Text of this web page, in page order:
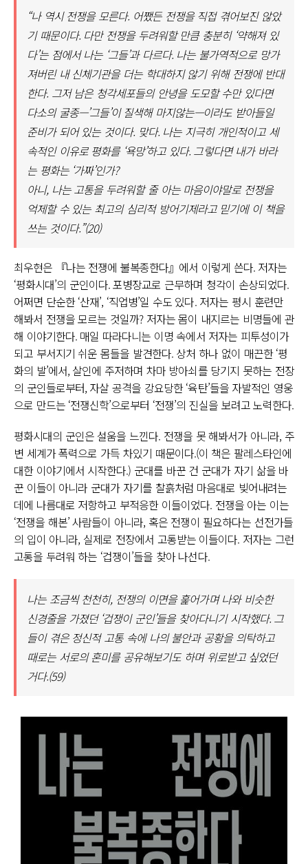
“나 역시 전쟁을 모른다. 어쨌든 전쟁을 직접 겪어보진 않았
기 때문이다. 다만 전쟁을 두려워할 만큼 충분히 ‘약해져 있
다’는 점에서 나는 ‘그들’과 다르다. 나는 불가역적으로 망가
져버린 내 신체기관을 더는 학대하지 않기 위해 전쟁에 반대
한다. 그저 남은 청각세포들의 안녕을 도모할 수만 있다면
다소의 굴종—’그들’이 질색해 마지않는—이라도 받아들일
준비가 되어 있는 것이다. 맞다. 나는 지극히 개인적이고 세
속적인 이유로 평화를 ‘욕망’하고 있다. 그렇다면 내가 바라
는 평화는 ‘가짜’인가?
아니, 나는 고통을 두려워할 줄 아는 마음이야말로 전쟁을
억제할 수 있는 최고의 심리적 방어기제라고 믿기에 이 책을
쓰는 것이다.”(20)
최우현은 『나는 전쟁에 불복종한다』에서 이렇게 쓴다. 저자는
‘평화시대’의 군인이다. 포병장교로 근무하며 청각이 손상되었다.
어쩌면 단순한 ‘산재’, ‘직업병’일 수도 있다. 저자는 평시 훈련만
해봐서 전쟁을 모르는 것일까? 저자는 몸이 내지르는 비명들에 관
해 이야기한다. 매일 따라다니는 이명 속에서 저자는 피투성이가
되고 부서지기 쉬운 몸들을 발견한다. 상처 하나 없이 매끈한 ‘평
화의 발’에서, 살인에 주저하며 차마 방아쇠를 당기지 못하는 전장
의 군인들로부터, 자살 공격을 강요당한 ‘육탄’들을 자발적인 영웅
으로 만드는 ‘전쟁신학’으로부터 ‘전쟁’의 진실을 보려고 노력한다.
평화시대의 군인은 설움을 느낀다. 전쟁을 못 해봐서가 아니라, 주
변 세계가 폭력으로 가득 차있기 때문이다.(이 책은 팔레스타인에
대한 이야기에서 시작한다.) 군대를 바꾼 건 군대가 자기 삶을 바
꾼 이들이 아니라 군대가 자기를 찰흙처럼 마음대로 빚어내려는
데에 나름대로 저항하고 부적응한 이들이었다. 전쟁을 아는 이는
‘전쟁을 해본’ 사람들이 아니라, 혹은 전쟁이 필요하다는 선전가들
의 입이 아니라, 실제로 전장에서 고통받는 이들이다. 저자는 그런
고통을 두려워 하는 ‘겁쟁이’들을 찾아 나선다.
나는 조금씩 천천히, 전쟁의 이면을 훑어가며 나와 비슷한
신경줄을 가졌던 ‘겁쟁이 군인’들을 찾아다니기 시작했다. 그
들이 겪은 정신적 고통 속에 나의 불안과 공황을 의탁하고
때로는 서로의 혼미를 공유해보기도 하며 위로받고 싶었던
거다.(59)